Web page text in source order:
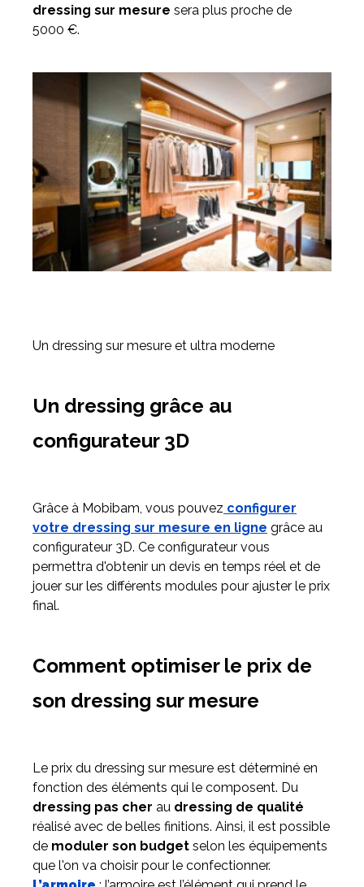
dressing sur mesure sera plus proche de
5000 €.
Un dressing sur mesure et ultra moderne
Un dressing grâce au
configurateur 3D
Grâce à Mobibam, vous pouvez configurer
votre dressing sur mesure en ligne grâce au
configurateur 3D. Ce configurateur vous
permettra d'obtenir un devis en temps réel et de
jouer sur les différents modules pour ajuster le prix
final.
Comment optimiser le prix de
son dressing sur mesure
Le prix du dressing sur mesure est déterminé en
fonction des éléments qui le composent. Du
dressing pas cher au dressing de qualité
réalisé avec de belles finitions. Ainsi, il est possible
de moduler son budget selon les équipements
que l'on va choisir pour le confectionner.